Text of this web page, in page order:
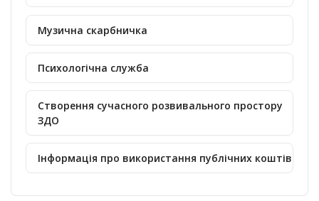
Музична скарбничка
Психологічна служба
Створення сучасного розвивального простору
ЗДО
Інформація про використання публічних коштів